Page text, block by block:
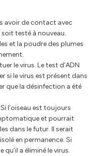
avoir de contact avec
soit testé à nouveau.
et la poudre des plumes
le virus. Le test d’ADN
si le virus est présent dans
que la désinfection a été
l’oiseau est toujours
et pourrait
dans le futur. Il serait
en permanence. Si
qu’il a éliminé le virus.